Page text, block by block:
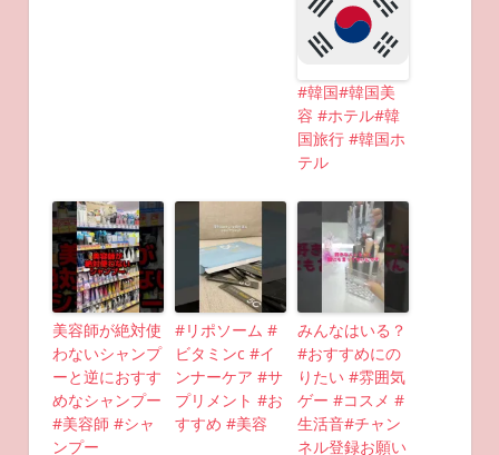
#韓国#韓国美
容 #ホテル#韓
国旅行 #韓国ホ
テル
美容師が絶対使
わないシャンプ
ーと逆におすす
めなシャンプー
#美容師 #シャ
ンプー
#リポソーム #
ビタミンc #イ
ンナーケア #サ
プリメント #お
すすめ #美容
みんなはいる？
#おすすめにの
りたい #雰囲気
ゲー #コスメ #
生活音#チャン
ネル登録お願い